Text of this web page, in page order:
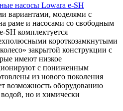
насосы Lowara e-SH
вариантами, моделями с
раме и насосами со свободным
SH комплектуется
короткозамкнутыми
закрытой конструкции с
имеют низкое
с пониженным
из нового поколения
возможность оборудованию
водой, но и химически